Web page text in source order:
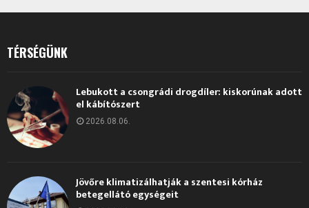
TÉRSÉGÜNK
Lebukott a csongrádi drogdíler: kiskorúnak adott
el kábítószert
2026.08.06.
Jövőre klimatizálhatják a szentesi kórház
betegellátó egységeit